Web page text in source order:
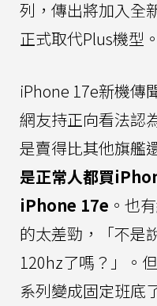
列，傳出將加入全
正式取代Plus機型。
iPhone 17e新機傳
網友持正向看法認
是賣得比其他旗艦
是正常人都買
iPhone 17e 。也
的太差勁，「不是
120hz了嗎？」。
系列變成固定班底